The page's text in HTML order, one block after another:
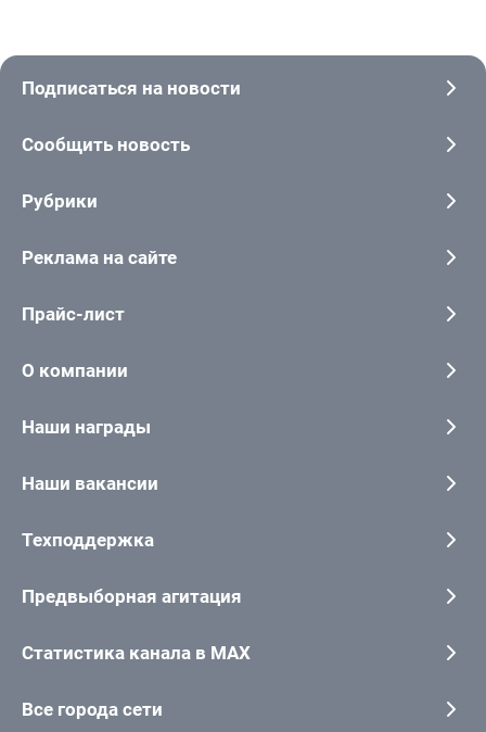
Подписаться на новости
Сообщить новость
Рубрики
Реклама на сайте
Прайс-лист
О компании
Наши награды
Наши вакансии
Техподдержка
Предвыборная агитация
Статистика канала в MAX
Все города сети